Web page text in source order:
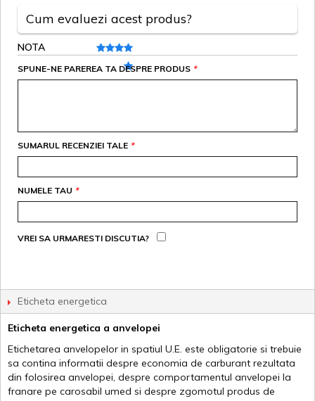
Cum evaluezi acest produs?
NOTA
*
SPUNE-NE PAREREA TA DESPRE PRODUS
*
SUMARUL RECENZIEI TALE
*
NUMELE TAU
VREI SA URMARESTI DISCUTIA?
Eticheta energetica
Eticheta energetica a anvelopei
Etichetarea anvelopelor in spatiul U.E. este obligatorie si trebuie
sa contina informatii despre economia de carburant rezultata
din folosirea anvelopei, despre comportamentul anvelopei la
franare pe carosabil umed si despre zgomotul produs de